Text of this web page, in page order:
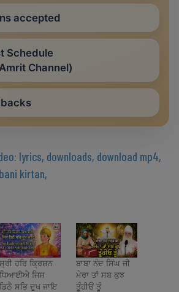
accepted
Schedule
Channel)
lyrics, downloads, download mp4,
kirtan,
ਸ੍ਰੀ ਹਰਿ ਕ੍ਰਿਸ਼ਨ
ਧਿਆਈਐ ਜਿਸ
ਡਿਠੈ ਸਭਿ ਦੁਖ ਜਾਇ
ਬਾਬਾ ਨੰਦ ਸਿੰਘ ਜੀ
ਮੇਰਾ ਤਾਂ ਸਬ ਕੁਝ
ਤੂੰਹੀਓਂ ਤੂੰ